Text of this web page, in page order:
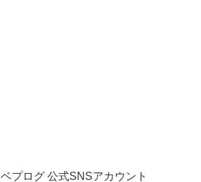
ベプログ 公式SNSアカウント